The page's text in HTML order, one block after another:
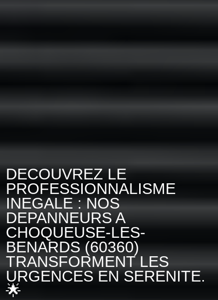
DECOUVREZ LE
PROFESSIONNALISME
INEGALE : NOS
DEPANNEURS A
CHOQUEUSE-LES-
BENARDS (60360)
TRANSFORMENT LES
URGENCES EN SERENITE.
🌟